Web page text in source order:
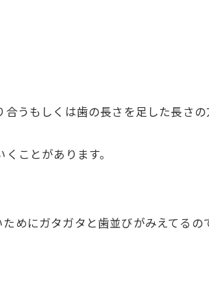
うもしくは歯の長さを足した長さの
ことがあります。
めにガタガタと歯並びがみえてるの